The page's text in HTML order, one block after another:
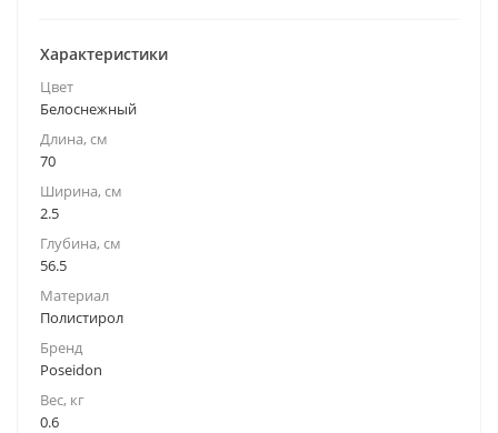
Характеристики
Цвет
Белоснежный
Длина, см
70
Ширина, см
2.5
Глубина, см
56.5
Материал
Полистирол
Бренд
Poseidon
Вес, кг
0.6